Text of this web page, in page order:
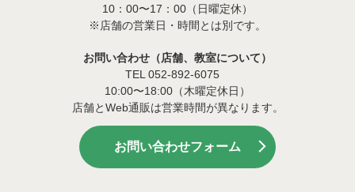
10：00〜17：00（日曜定休）
※店舗の営業日・時間とは別です。
お問い合わせ（店舗、教室について）
TEL 052-892-6075
10:00〜18:00（木曜定休日）
店舗とWeb通販は営業時間が異なります。
お問い合わせフォーム